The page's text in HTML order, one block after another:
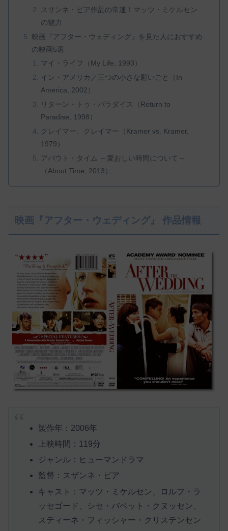
スサンネ・ビア作品の常連！マッツ・ミケルセン
の魅力
映画『アフター・ウェディング』を見た人におすすめ
の映画5選
マイ・ライフ（My Life, 1993）
イン・アメリカ／三つの小さな願いごと（In
America, 2002）
リターン・トゥ・パラダイス（Return to
Paradise, 1998）
クレイマー、クレイマー（Kramer vs. Kramer,
1979）
アバウト・タイム ～愛おしい時間について～
（About Time, 2013）
映画『アフター・ウェディング』 作品情報
製作年：2006年
上映時間：119分
ジャンル：ヒューマンドラマ
監督：スザンネ・ビア
キャスト：マッツ・ミケルセン、ロルフ・ラ
ッセゴード、シセ・バベット・クヌッセン、
スティーネ・フィッシャー・クリステンセン